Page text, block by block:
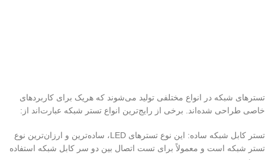
تسترهای شبکه در انواع مختلفی تولید می‌شوند که هریک برای کاربردهای
خاصی طراحی شده‌اند. برخی از رایج‌ترین انواع تستر شبکه عبارت‌اند از:
تستر کابل شبکه ساده: این نوع تسترهای LED، ساده‌ترین و ارزان‌ترین نوع
تستر شبکه است و معمولاً برای تست اتصال بین دو سر کابل شبکه استفاده